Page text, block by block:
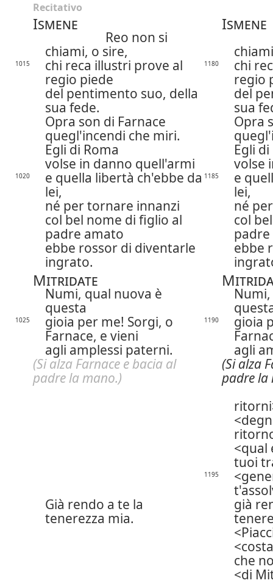
Recitativo
Ismene Ismene
Reo non si
chiami, o sire,
1015
chi reca illustri prove al
regio piede
1180
chi
regio
del pentimento suo, della
sua fede.
del
sua
Opra son di Farnace
Opra
quegl'incendi che miri.
Egli di Roma
Egli
volse in danno quell'armi
volse
1020
e quella libertà ch'ebbe da
lei,
1185
e
lei,
né per tornare innanzi
né
col bel nome di figlio al
padre amato
col
ebbe rossor di diventarle
ingrato.
ebbe
Mitridate
Numi, qual nuova è
questa
1025
gioia per me! Sorgi, o
Farnace, e vieni
1190
gioia
agli amplessi paterni.
agli
(Si alza Farnace e bacia al
padre la mano.)
(Si alza
padre la
ritorni
qual
tuoi
1195
Già rendo a te la
tenerezza mia.
già
che
di